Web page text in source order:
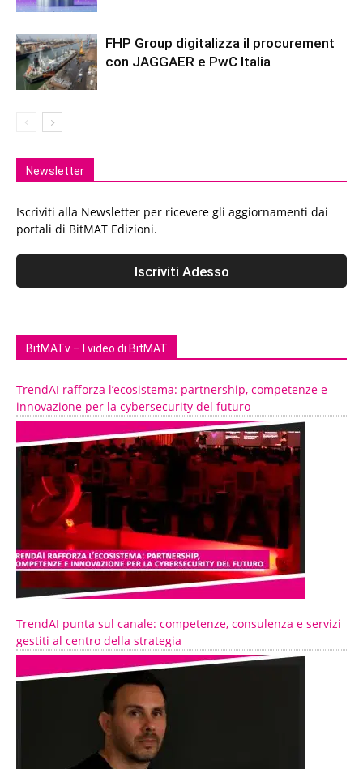
FHP Group digitalizza il procurement
con JAGGAER e PwC Italia
Newsletter
Iscriviti alla Newsletter per ricevere gli aggiornamenti dai
portali di BitMAT Edizioni.
BitMATv – I video di BitMAT
TrendAI rafforza l’ecosistema: partnership, competenze e
innovazione per la cybersecurity del futuro
TrendAI punta sul canale: competenze, consulenza e servizi
gestiti al centro della strategia